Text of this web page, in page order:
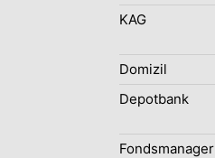
KAG
Domizil
Depotbank
Fondsmanager